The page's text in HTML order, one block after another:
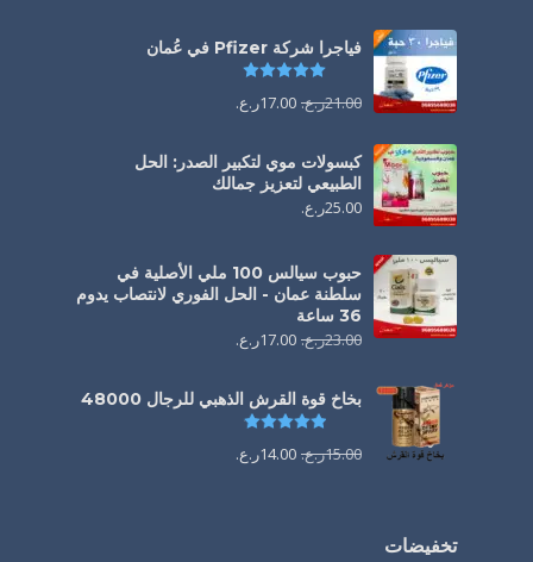
فياجرا شركة Pfizer في عُمان
21.00ر.ع. 17.00ر.ع.
كبسولات موي لتكبير الصدر: الحل
الطبيعي لتعزيز جمالك
25.00ر.ع.
حبوب سيالس 100 ملي الأصلية في
سلطنة عمان - الحل الفوري لانتصاب يدوم
36 ساعة
23.00ر.ع. 17.00ر.ع.
بخاخ قوة القرش الذهبي للرجال 48000
تم التقييم
15.00ر.ع. 14.00ر.ع.
تخفيضات